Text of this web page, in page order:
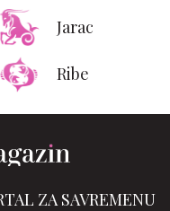
Jarac
Ribe
ZA SAVREMENU